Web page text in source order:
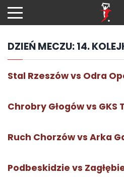
hdo
treści
DZIEŃ MECZU:14.
Stal Rzeszów vs Odra
Chrobry Głogów vs GKS
Ruch Chorzów vs Arka
Podbeskidzie vs